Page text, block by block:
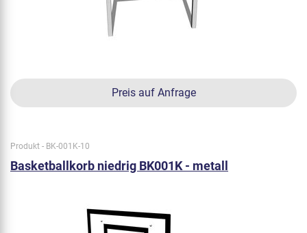
Preis auf Anfrage
Produkt - BK-001K-10
Basketballkorb niedrig BK001K - metall